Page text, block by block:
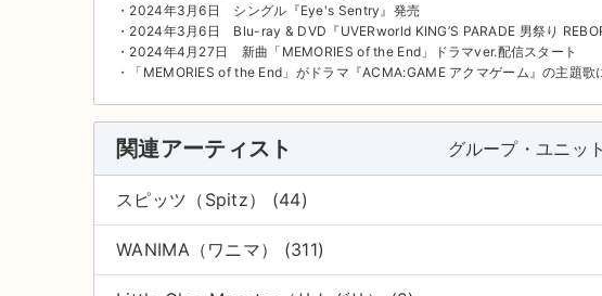
・2024年3月6日 シングル『Eye's Sentry』発売
・2024年3月6日 Blu-ray & DVD『UVERworld KING’S PARADE 男祭り
・2024年4月27日 新曲「MEMORIES of the End」ドラマver.配信スタート
・「MEMORIES of the End」がドラマ『ACMA:GAME アクマゲーム』の主題歌
関連アーティスト グループ・ユニッ
スピッツ（Spitz） (44)
WANIMA（ワニマ） (311)